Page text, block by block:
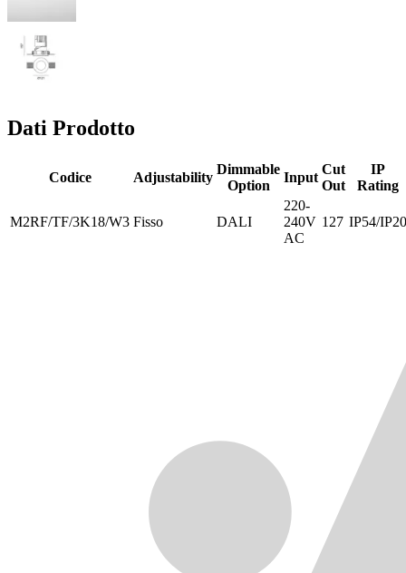
Dati Prodotto
Codice Adjustability
Dimmable
Option
Input
Cut
Out
IP
Rating
M2RF/TF/3K18/W3 Fisso DALI
220-
240V
AC
127 IP54/IP20